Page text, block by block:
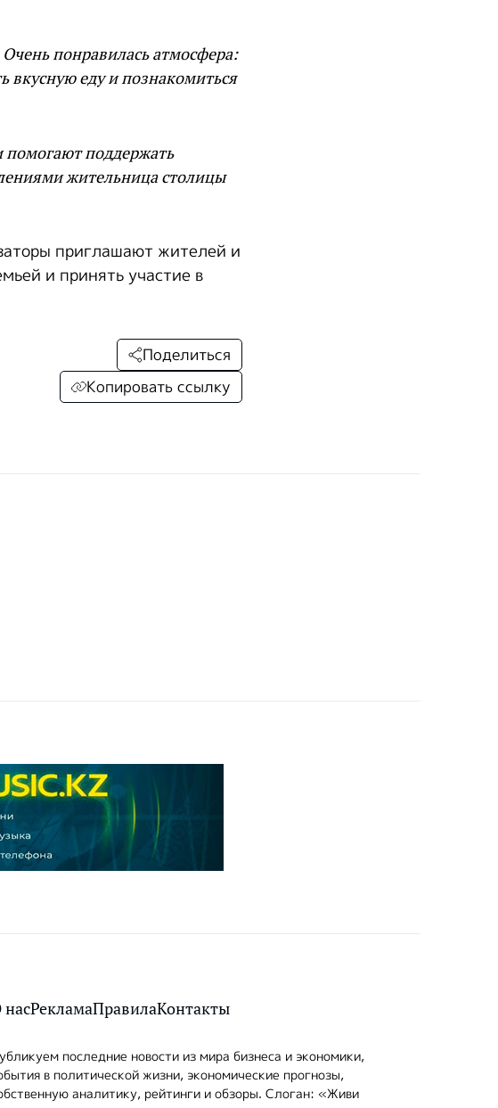
понравилась атмосфера:
вкусную еду и познакомиться
помогают поддержать
жительница столицы
приглашают жителей и
и принять участие в
Поделиться
Копировать ссылку
насРекламаПравилаКонтакты
последние новости из мира бизнеса и экономики,
в политической жизни, экономические прогнозы,
аналитику, рейтинги и обзоры. Слоган: «Живи